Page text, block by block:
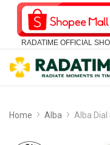
RADATIME OFFICIAL
Home Alba Alba